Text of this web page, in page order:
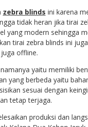
zebra blinds ini karena
tidak heran jika tirai
yang modern sehingga
tirai zebra blinds ini
offline.
yaitu memiliki
yang berbeda yaitu
sesuai dengan
tetap terjaga.
produksi dan